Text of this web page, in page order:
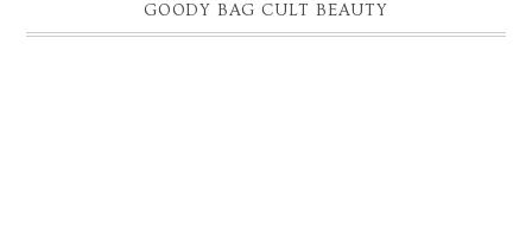
GOODY BAG CULT BEAUTY